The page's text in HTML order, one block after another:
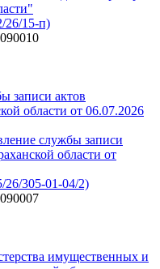
26/15-п)
записи актов
области от 06.07.2026
службы записи
области от
26/305-01-04/2)
имущественных и